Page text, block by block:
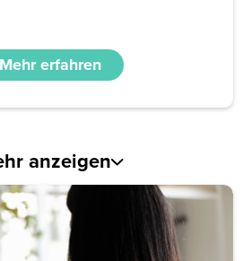
Mehr erfahren
anzeigen